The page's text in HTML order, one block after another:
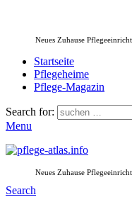
Neues Zuhause
Startseite
Pflegeheime
Pflege-Magazin
Search for:
Menu
Neues Zuhause
Search